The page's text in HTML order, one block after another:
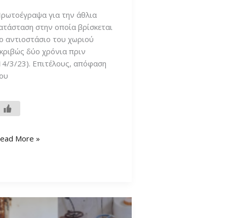
για την άθλια
στην οποία βρίσκεται
αντιοστάσιο του χωριού
δύο χρόνια πριν
3/23). Επιτέλους, απόφαση
More »